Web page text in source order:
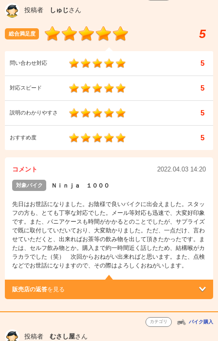
投稿者 しゅじさん
総合満足度 5
問い合わせ対応 5
対応スピード 5
説明のわかりやすさ 5
おすすめ度 5
コメント 2022.04.03 14:20
対象バイク Ｎｉｎｊａ １０００
先日はお世話になりました。お陰様で良いバイクに出会えました。スタッ
フの方も、とても丁寧な対応でした。メール等対応も迅速で、大変好印象
です。また、パニアケースも時間がかかるとのことでしたが、サプライズ
で既に取付していだいており、大変助かりました。ただ、一点だけ、言わ
せていただくと、出来ればお茶等の飲み物を出して頂きたかったです。ま
たは、セルフ飲み物とか。購入まで約一時間近く話したため、結構喉がカ
ラカラでした（笑） 次回からおねがい出来ればと思います。また、点検
などでお世話になりますので、その際はよろしくおねがいします。
販売店の返答を見る
カテゴリ バイク購入
投稿者 むさし屋さん